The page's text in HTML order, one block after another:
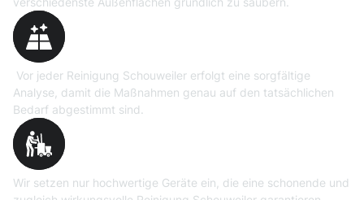
Vor jeder Reinigung Schouweiler erfolgt eine sorgfältige
Analyse, damit die Maßnahmen genau auf den tatsächlichen
Bedarf abgestimmt sind.
Wir setzen nur hochwertige Geräte ein, die eine schonende und